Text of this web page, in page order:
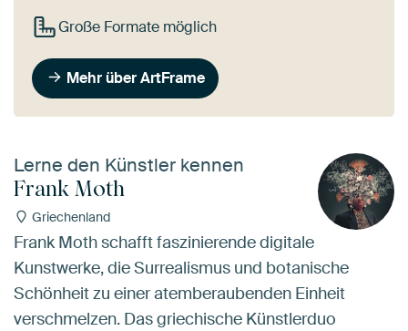
Große Formate möglich
Mehr über ArtFrame
Lerne den Künstler kennen
Frank Moth
Griechenland
Frank Moth schafft faszinierende digitale
Kunstwerke, die Surrealismus und botanische
Schönheit zu einer atemberaubenden Einheit
verschmelzen. Das griechische Künstlerduo